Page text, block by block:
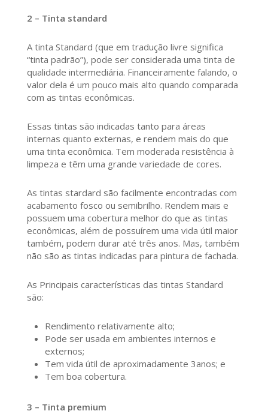
2 – Tinta standard
A tinta Standard (que em tradução livre significa
“tinta padrão”), pode ser considerada uma tinta de
qualidade intermediária. Financeiramente falando, o
valor dela é um pouco mais alto quando comparada
com as tintas econômicas.
Essas tintas são indicadas tanto para áreas
internas quanto externas, e rendem mais do que
uma tinta econômica. Tem moderada resistência à
limpeza e têm uma grande variedade de cores.
As tintas stardard são facilmente encontradas com
acabamento fosco ou semibrilho. Rendem mais e
possuem uma cobertura melhor do que as tintas
econômicas, além de possuírem uma vida útil maior
também, podem durar até três anos. Mas, também
não são as tintas indicadas para pintura de fachada.
As Principais características das tintas Standard
são:
Rendimento relativamente alto;
Pode ser usada em ambientes internos e
externos;
Tem vida útil de aproximadamente 3anos; e
Tem boa cobertura.
3 – Tinta premium